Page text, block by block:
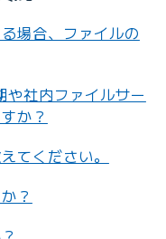
場合、ファイルの
社内ファイルサー
か？
てください。
？